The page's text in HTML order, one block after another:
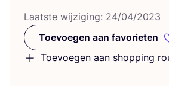
Laat­ste wij­zi­ging: 24/04/2023
Toevoegen aan favorieten
Toevoegen
Toevoegen aan shopping